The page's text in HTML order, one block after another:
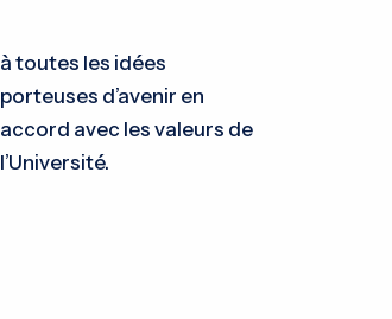
à toutes les idées
porteuses d’avenir en
accord avec les valeurs de
l’Université.